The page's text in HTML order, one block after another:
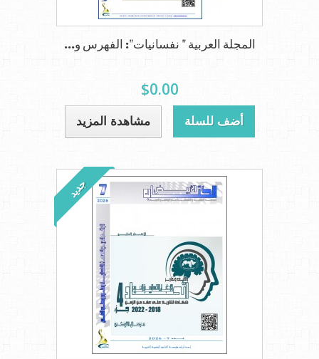
المجلة العربية " نفسانيات": الفهرس و...
$0.00
أضف للسلة مشاهدة المزيد
جديد